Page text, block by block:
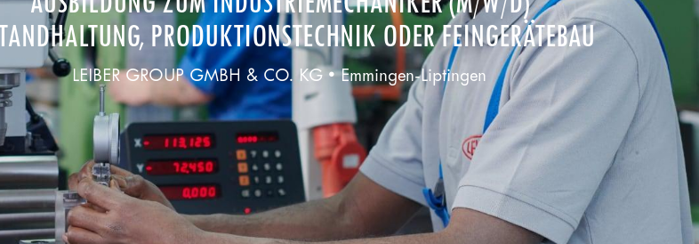
AUSBILDUNG ZUM INDUSTRIEMECHANIKER (M/W/D)
PRODUKTIONSTECHNIK ODER FEINGERÄTEBAU
LEIBER GROUP GMBH & CO. KG • Emmingen-Liptingen